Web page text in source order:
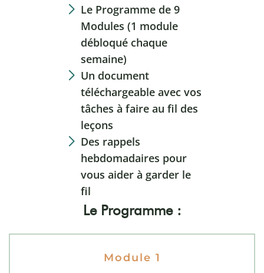
Le Programme de 9
Modules (1 module
débloqué chaque
semaine)
Un document
téléchargeable avec vos
tâches à faire au fil des
leçons
Des rappels
hebdomadaires pour
vous aider à garder le
fil
Le Programme :
Module 1